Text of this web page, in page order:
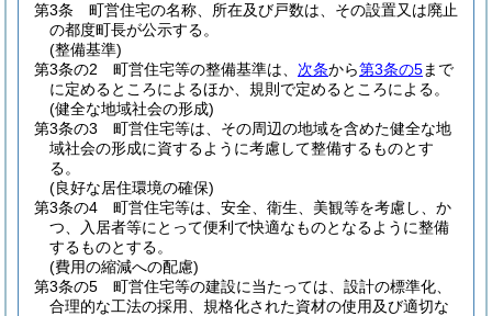
第3条
町営住宅の名称、所在及び戸数は、その設置又は廃止
の都度町長が公示する。
(整備基準)
第3条の2
町営住宅等の整備基準は、 次条から第3条の5まで
に定めるところによるほか、規則で定めるところによる。
(健全な地域社会の形成)
第3条の3
町営住宅等は、その周辺の地域を含めた健全な地
域社会の形成に資するように考慮して整備するものとす
る。
(良好な居住環境の確保)
第3条の4
町営住宅等は、安全、衛生、美観等を考慮し、か
つ、入居者等にとって便利で快適なものとなるように整備
するものとする。
(費用の縮減への配慮)
第3条の5
町営住宅等の建設に当たっては、設計の標準化、
合理的な工法の採用、規格化された資材の使用及び適切な